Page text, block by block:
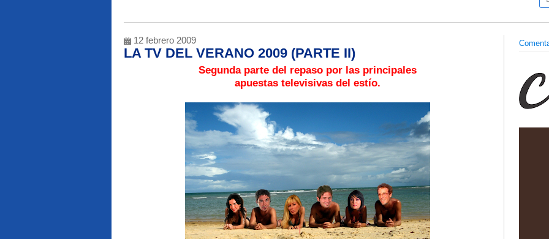
12 febrero 2009
LA TV DEL VERANO 2009 (PARTE II)
Segunda parte del repaso por las principales
apuestas televisivas del estío.